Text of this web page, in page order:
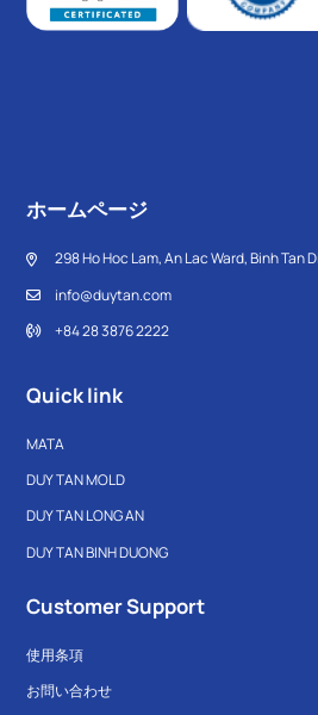
ホームページ
298 Ho Hoc Lam, An Lac Ward, Binh Tan
info@duytan.com
+84 28 3876 2222
Quick link
MATA
DUY TAN MOLD
DUY TAN LONG AN
DUY TAN BINH DUONG
Customer Support
使用条項
お問い合わせ